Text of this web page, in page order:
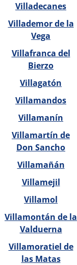
Villadecanes
Villademor de la
Vega
Villafranca del
Bierzo
Villagatón
Villamandos
Villamanín
Villamartín de
Don Sancho
Villamañán
Villamejil
Villamol
Villamontán de la
Valduerna
Villamoratiel de
las Matas